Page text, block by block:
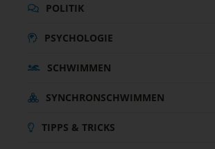
POLITIK
PSYCHOLOGIE
SCHWIMMEN
SYNCHRONSCHWIMMEN
TIPPS & TRICKS